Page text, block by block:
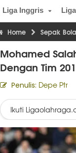
Liga Inggris
Home Sepak Bola
Mohamed
Dengan Tim
Penulis: Depe Ptr
Ikuti